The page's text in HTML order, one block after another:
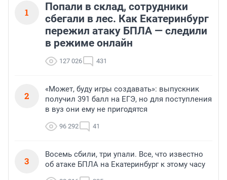
1
Попали в склад, сотрудники
сбегали в лес. Как Екатеринбург
пережил атаку БПЛА — следили
в режиме онлайн
127 026 431
2
«Может, буду игры создавать»: выпускник
получил 391 балл на ЕГЭ, но для поступления
в вуз они ему не пригодятся
96 292 41
3
Восемь сбили, три упали. Все, что известно
об атаке БПЛА на Екатеринбург к этому часу